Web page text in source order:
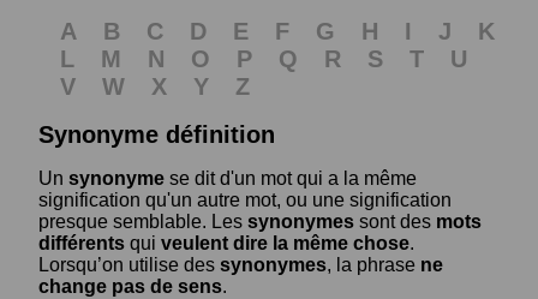
A B C D E F G H I J
K
L
M N O P Q R S T
U
V
W X Y
Z
Synonyme définition
Un synonyme se dit d'un mot qui a la même
signification qu'un autre mot, ou une signification
presque semblable. Les synonymes sont des mots
différents qui veulent dire la même chose.
Lorsqu’on utilise des synonymes, la phrase ne
change pas de sens.